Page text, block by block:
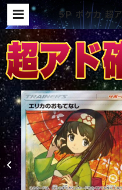
5P ポケカ 超
オリパ ブラザ
ケカ、ワンピー
ラ